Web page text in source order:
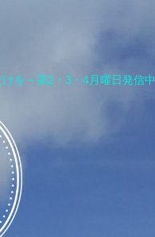
を～第2・3・4月曜日発信中